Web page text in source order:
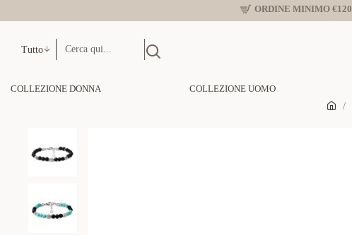
ORDINE MINIMO
Tutto
COLLEZIONE DONNA COLLEZIONE UOMO